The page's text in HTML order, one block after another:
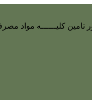
تامین کلیــــــه